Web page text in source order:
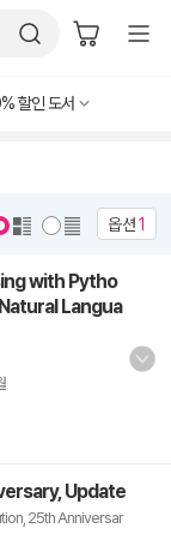
할인 도서
옵션1
with Pytho
Langua
Update
25th Anniversar